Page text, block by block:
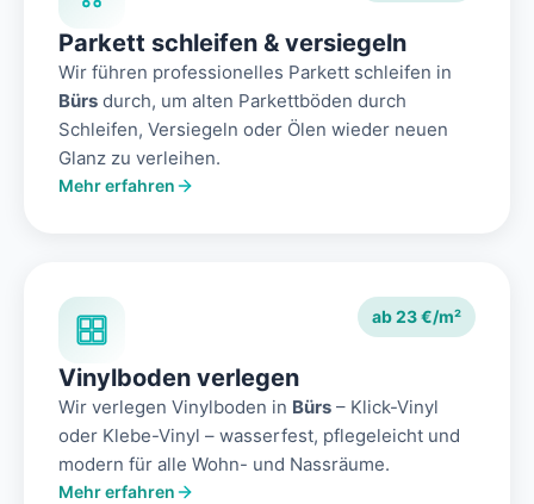
Parkett schleifen & versiegeln
Wir führen professionelles Parkett schleifen in
Bürs durch, um alten Parkettböden durch
Schleifen, Versiegeln oder Ölen wieder neuen
Glanz zu verleihen.
Mehr erfahren
ab 23 €/m²
Vinylboden verlegen
Wir verlegen Vinylboden in Bürs – Klick-Vinyl
oder Klebe-Vinyl – wasserfest, pflegeleicht und
modern für alle Wohn- und Nassräume.
Mehr erfahren